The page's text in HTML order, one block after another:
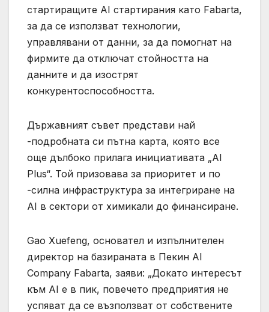
стартиращите AI стартирания като Fabarta,
за да се използват технологии,
управлявани от данни, за да помогнат на
фирмите да отключат стойността на
данните и да изострят
конкурентоспособността.
Държавният съвет представи най
-подробната си пътна карта, която все
още дълбоко прилага инициативата „AI
Plus“. Той призовава за приоритет и по
-силна инфраструктура за интегриране на
AI в сектори от химикали до финансиране.
Gao Xuefeng, основател и изпълнителен
директор на базираната в Пекин AI
Company Fabarta, заяви: „Докато интересът
към AI е в пик, повечето предприятия не
успяват да се възползват от собствените